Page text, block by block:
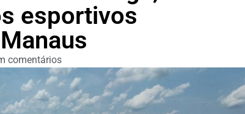
esportivos
comentários